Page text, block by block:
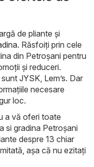
de pliante și
. Răsfoiți prin cele
din Petroșani pentru
și reduceri.
JYSK Lem’s. Dar
necesare
loc.
a vă oferi toate
si gradina Petroșani
despre 13 chiar
așa că nu ezitați